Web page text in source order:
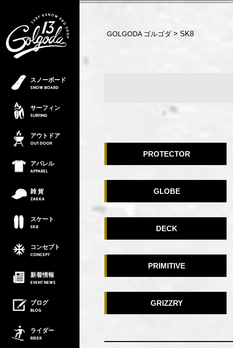
スノーボード
SNOW BOARD
サーフィン
SURFING
アウトドア
OUT DOOR
アパレル
APPAREL
雑 貨
ZAKKA
スケート
SK8
コンセプト
CONCEPT
新着情報
EVENT NEWS
ブログ
BLOG
ライダー
RIDER
GOLGODA ゴルゴダ SK8
PROTECTOR
GLOBE
DECK
PRIMITIVE
GRIZZRY